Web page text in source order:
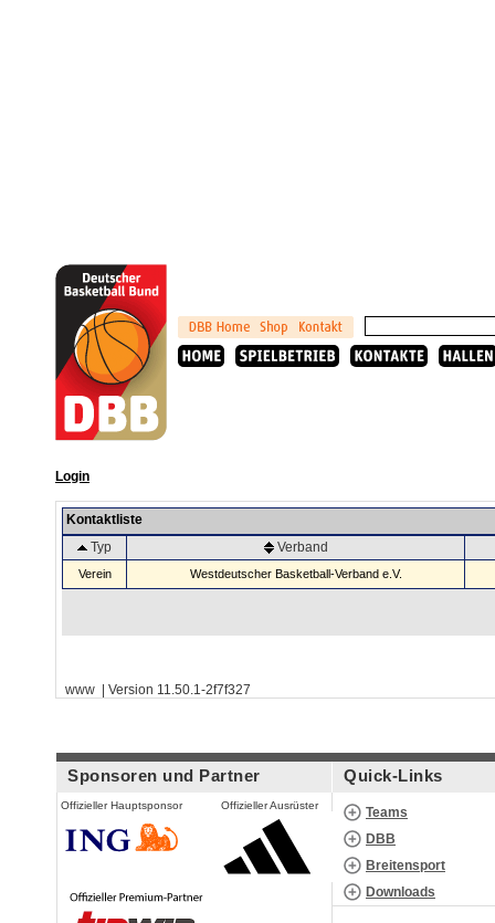
Login
Kontaktliste
Typ
Verband
Verein Westdeutscher Basketball-Verband e.V.
www | Version 11.50.1-2f7f327
Sponsoren und Partner
Offizieller Hauptsponsor Offizieller Ausrüster
Quick-Links
Teams
DBB
Breitensport
Downloads